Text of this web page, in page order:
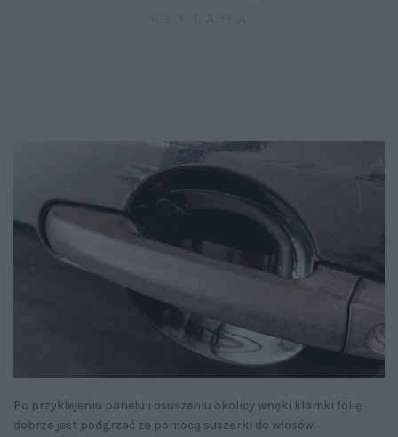
Po przyklejeniu panelu i osuszeniu okolicy wnęki klamki folię
dobrze jest podgrzać za pomocą suszarki do włosów.